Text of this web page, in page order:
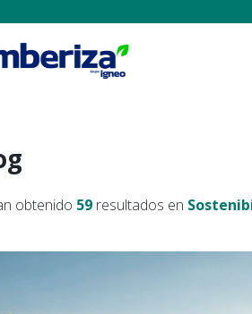
obtenido 59 resultados en